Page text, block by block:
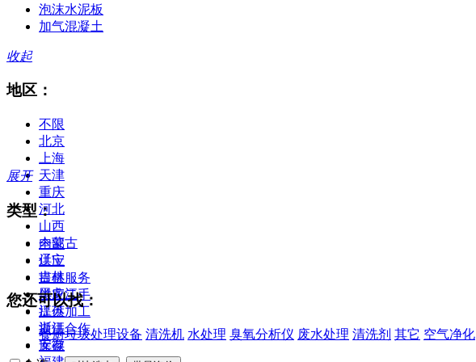
泡沫水泥板
加气混凝土
收起
地区：
不限
北京
上海
天津
重庆
河北
山西
内蒙古
辽宁
吉林
黑龙江
江苏
浙江
安徽
展开
类型：
全部
供应
提供服务
供应二手
提供加工
提供合作
库存
您还可以找：
餐厨垃圾处理设备 清洗机 水处理 臭氧分析仪 废水处理 清洗剂 其它 空气净化